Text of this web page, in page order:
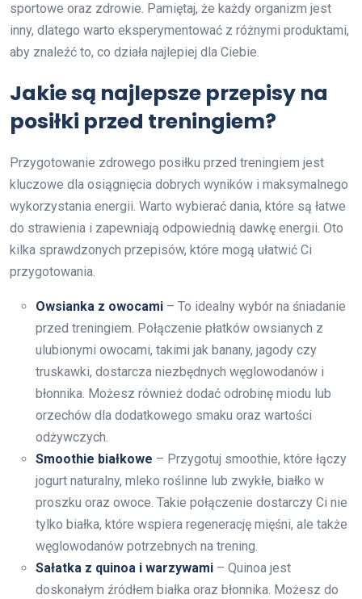
sportowe oraz zdrowie. Pamiętaj, że każdy organizm jest
inny, dlatego warto eksperymentować z różnymi produktami,
aby znaleźć to, co działa najlepiej dla Ciebie.
Jakie są najlepsze przepisy na
posiłki przed treningiem?
Przygotowanie zdrowego posiłku przed treningiem jest
kluczowe dla osiągnięcia dobrych wyników i maksymalnego
wykorzystania energii. Warto wybierać dania, które są łatwe
do strawienia i zapewniają odpowiednią dawkę energii. Oto
kilka sprawdzonych przepisów, które mogą ułatwić Ci
przygotowania.
Owsianka z owocami – To idealny wybór na śniadanie
przed treningiem. Połączenie płatków owsianych z
ulubionymi owocami, takimi jak banany, jagody czy
truskawki, dostarcza niezbędnych węglowodanów i
błonnika. Możesz również dodać odrobinę miodu lub
orzechów dla dodatkowego smaku oraz wartości
odżywczych.
Smoothie białkowe – Przygotuj smoothie, które łączy
jogurt naturalny, mleko roślinne lub zwykłe, białko w
proszku oraz owoce. Takie połączenie dostarczy Ci nie
tylko białka, które wspiera regenerację mięśni, ale także
węglowodanów potrzebnych na trening.
Sałatka z quinoa i warzywami – Quinoa jest
doskonałym źródłem białka oraz błonnika. Możesz do